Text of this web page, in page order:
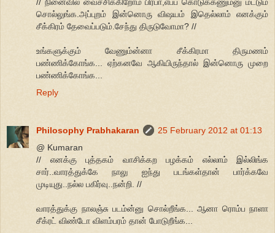
சொல்லுங்க.அப்புறம் இன்னொரு விஷயம் இதெல்லாம் எனக்கும்
சீக்கிரம் தேவைப்படும்.சேந்து திருடுவோமா? //
உங்களுக்கும் வேணும்ன்னா சீக்கிரமா திருமணம்
பண்ணிக்கோங்க... ஏற்கனவே ஆகியிருந்தால் இன்னொரு முறை
பண்ணிக்கோங்க...
Reply
Philosophy Prabhakaran
25 February 2012 at 01:13
@ Kumaran
// எனக்கு புத்தகம் வாசிக்கற பழக்கம் எல்லாம் இல்லிங்க
சார்..வாரத்துக்கே நாலு ஐந்து படங்கள்தான் பார்க்கவே
முடியுது..நல்ல பகிர்வு..நன்றி. //
வாரத்துக்கு நாலஞ்சு படம்ன்னு சொல்றீங்க... ஆனா ரொம்ப நாளா
சீக்ரட் விண்டோ விளம்பரம் தான் போடுறீங்க...